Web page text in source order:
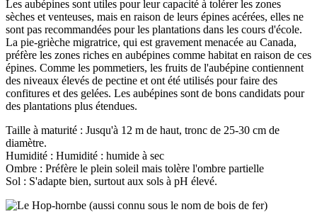
Les aubépines sont utiles pour leur capacité à tolérer les zones
sèches et venteuses, mais en raison de leurs épines acérées, elles ne
sont pas recommandées pour les plantations dans les cours d'école.
La pie-grièche migratrice, qui est gravement menacée au Canada,
préfère les zones riches en aubépines comme habitat en raison de ces
épines. Comme les pommetiers, les fruits de l'aubépine contiennent
des niveaux élevés de pectine et ont été utilisés pour faire des
confitures et des gelées. Les aubépines sont de bons candidats pour
des plantations plus étendues.
Taille à maturité : Jusqu'à 12 m de haut, tronc de 25-30 cm de
diamètre.
Humidité : Humidité : humide à sec
Ombre : Préfère le plein soleil mais tolère l'ombre partielle
Sol : S'adapte bien, surtout aux sols à pH élevé.